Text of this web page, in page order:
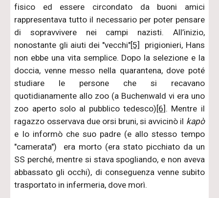
fisico ed essere circondato da buoni amici
rappresentava tutto il necessario per poter pensare
di sopravvivere nei campi nazisti. All’inizio,
nonostante gli aiuti dei "vecchi"[5]
prigionieri, Hans
non ebbe una vita semplice. Dopo la selezione e la
doccia, venne messo nella quarantena, dove poté
studiare le persone che si recavano
quotidianamente allo zoo (a Buchenwald vi era uno
zoo aperto solo al pubblico tedesco)[6] . Mentre il
ragazzo osservava due orsi bruni, si avvicinò il kapò
e lo informò che suo padre (e allo stesso tempo
"camerata") era morto (era stato picchiato da un
SS perché, mentre si stava spogliando, e non aveva
abbassato gli occhi), di conseguenza venne subito
trasportato in infermeria, dove morì.